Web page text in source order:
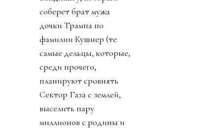
соберет брат мужа
дочки Трампа по
фамилии Кушнер (те
самые дельцы, которые,
среди прочего,
планируют сровнять
Сектор Газа с землей,
выселить пару
миллионов с родины и